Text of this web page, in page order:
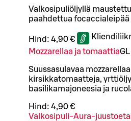
Valkosipuliöljyllä
paahdettua focaccialeipää
Hind: 4,90 €
Mozzarellaa ja tomaattiaGL
Suussasulavaa
kirsikkatomaatteja,
basilikamajoneesia ja
Hind: 4,90 €
Valkosipuli-Aura-